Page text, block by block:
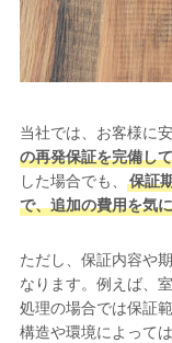
当社では、お客様に
の再発保証を完備し
した場合でも、
保証
で、追加の費用を気
ただし、保証内容や
なります。例えば、
処理の場合では保証
構造や環境によって